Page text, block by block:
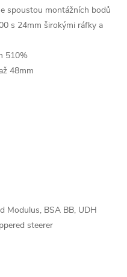
spoustou montážních bodů
s 24mm širokými ráfky a
510%
48mm
Modulus, BSA BB, UDH
steerer